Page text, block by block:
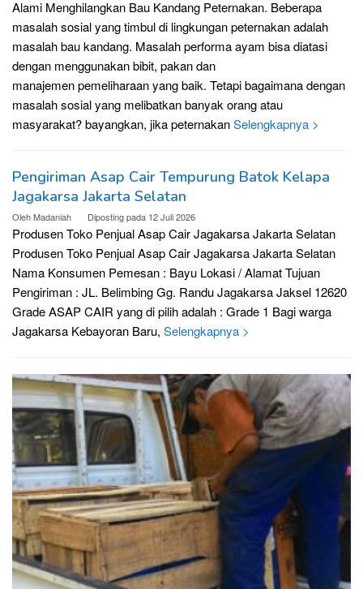
Alami Menghilangkan Bau Kandang Peternakan. Beberapa
masalah sosial yang timbul di lingkungan peternakan adalah
masalah bau kandang. Masalah performa ayam bisa diatasi
dengan menggunakan bibit, pakan dan
manajemen pemeliharaan yang baik. Tetapi bagaimana dengan
masalah sosial yang melibatkan banyak orang atau
masyarakat? bayangkan, jika peternakanSelengkapnya >
Pengiriman Asap Cair Tempurung Batok Kelapa
Jagakarsa Jakarta Selatan
OlehMadaniah Diposting pada 12 Juli 2026
Produsen Toko Penjual Asap Cair Jagakarsa Jakarta Selatan
Produsen Toko Penjual Asap Cair Jagakarsa Jakarta Selatan
Nama Konsumen Pemesan : Bayu Lokasi / Alamat Tujuan
Pengiriman : JL. Belimbing Gg. Randu Jagakarsa Jaksel 12620
Grade ASAP CAIR yang di pilih adalah : Grade 1 Bagi warga
Jagakarsa Kebayoran Baru, Selengkapnya >